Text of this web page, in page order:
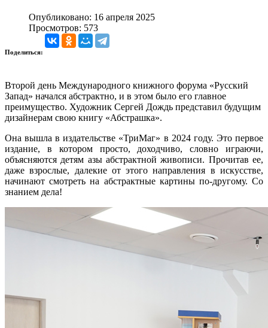
Опубликовано: 16 апреля 2025
Просмотров: 573
Поделиться:
Второй день Международного книжного форума «Русский
Запад» начался абстрактно, и в этом было его главное
преимущество. Художник Сергей Дождь представил будущим
дизайнерам свою книгу «Абстрашка».
Она вышла в издательстве «ТриМаг» в 2024 году. Это первое
издание, в котором просто, доходчиво, словно играючи,
объясняются детям азы абстрактной живописи. Прочитав ее,
даже взрослые, далекие от этого направления в искусстве,
начинают смотреть на абстрактные картины по-другому. Со
знанием дела!